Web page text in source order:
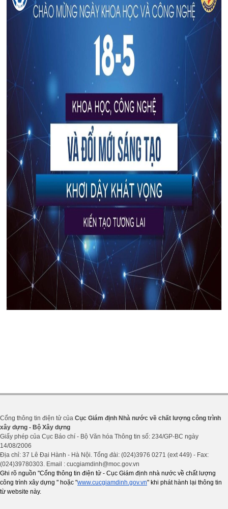
Cổng thông tin điện tử của Cục Giám định Nhà nước về chất lượng công trình
xây dựng - Bộ Xây dựng
Giấy phép của Cục Báo chí - Bộ Văn hóa Thông tin số: 234/GP-BC ngày
14/08/2006
Địa chỉ: 37 Lê Đại Hành - Hà Nội. Tổng đài: (024)3976 0271 (ext 449) - Fax:
(024)39780303. Email : cucgiamdinh@moc.gov.vn
Ghi rõ nguồn "Cổng thông tin điện tử - Cục Giám định nhà nước về chất lượng
công trình xây dựng " hoặc "www.cucgiamdinh.gov.vn" khi phát hành lại thông tin
từ website này.